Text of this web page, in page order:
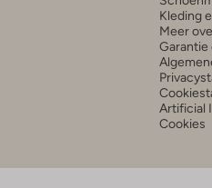
Kleding
Meer
Garantie
Artificial
Cookies